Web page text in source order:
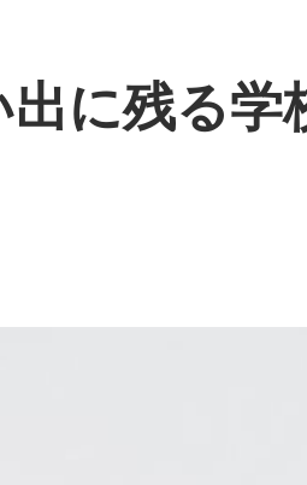
に残る学